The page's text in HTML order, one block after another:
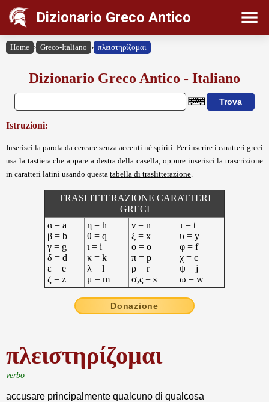
Dizionario Greco Antico
Home › Greco-Italiano › πλειστηρίζομαι
Dizionario Greco Antico - Italiano
Istruzioni:
Inserisci la parola da cercare senza accenti né spiriti. Per inserire i caratteri greci
usa la tastiera che appare a destra della casella, oppure inserisci la trascrizione
in caratteri latini usando questa tabella di traslitterazione
TRASLITTERAZIONE CARATTERI
GRECI
α = a
β = b
γ = g
δ = d
ε = e
ζ = z
η = h
θ = q
ι = i
κ = k
λ = l
μ = m
ν = n
ξ = x
ο = o
π = p
ρ = r
σ,ς = s
τ = t
υ = y
φ = f
χ = c
ψ = j
ω = w
Donazione
πλειστηρίζομαι
verbo
accusare principalmente qualcuno di qualcosa